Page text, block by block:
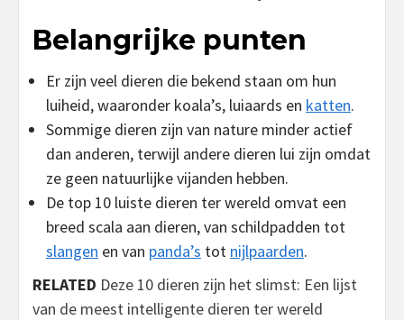
Belangrijke punten
Er zijn veel dieren die bekend staan om hun
luiheid, waaronder koala’s, luiaards en katten.
Sommige dieren zijn van nature minder actief
dan anderen, terwijl andere dieren lui zijn omdat
ze geen natuurlijke vijanden hebben.
De top 10 luiste dieren ter wereld omvat een
breed scala aan dieren, van schildpadden tot
slangen en van panda’s tot nijlpaarden.
RELATED Deze 10 dieren zijn het slimst: Een lijst
van de meest intelligente dieren ter wereld